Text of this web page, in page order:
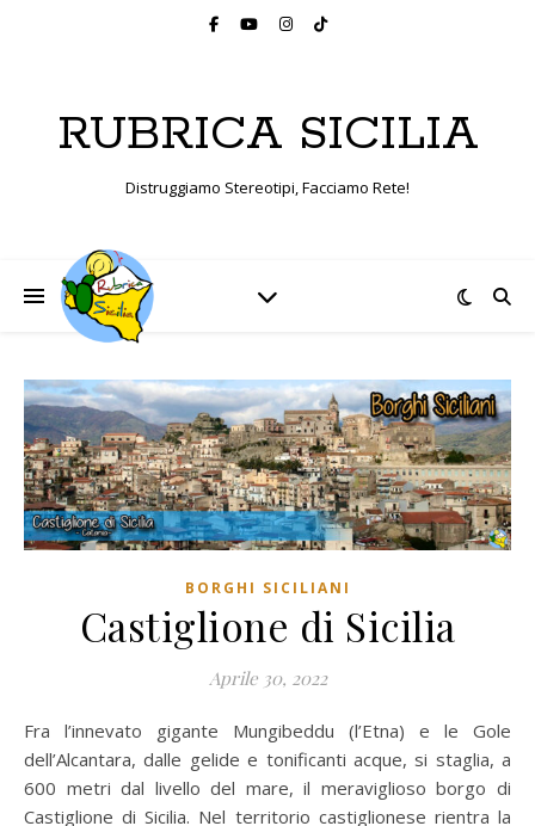
RUBRICA SICILIA
Distruggiamo Stereotipi, Facciamo Rete!
BORGHI SICILIANI
Castiglione di Sicilia
Aprile 30, 2022
Fra l’innevato gigante Mungibeddu (l’Etna) e le Gole
dell’Alcantara, dalle gelide e tonificanti acque, si staglia, a
600 metri dal livello del mare, il meraviglioso borgo di
Castiglione di Sicilia. Nel territorio castiglionese rientra la